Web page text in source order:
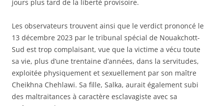
jours plus tard de la liberté provisoire.
Les observateurs trouvent ainsi que le verdict prononcé le
13 décembre 2023 par le tribunal spécial de Nouakchott-
Sud est trop complaisant, vue que la victime a vécu toute
sa vie, plus d’une trentaine d’années, dans la servitudes,
exploitée physiquement et sexuellement par son maître
Cheikhna Chehlawi. Sa fille, Salka, aurait également subi
des maltraitances à caractère esclavagiste avec sa